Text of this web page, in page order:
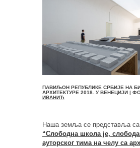
ПАВИЉОН РЕПУБЛИКЕ СРБИЈЕ НА
АРХИТЕКТУРЕ 2018. У ВЕНЕЦИЈИ |
ИВАНИЋ
Наша земља се представља са
“Слободна школа је,
ауторског тима на челу са